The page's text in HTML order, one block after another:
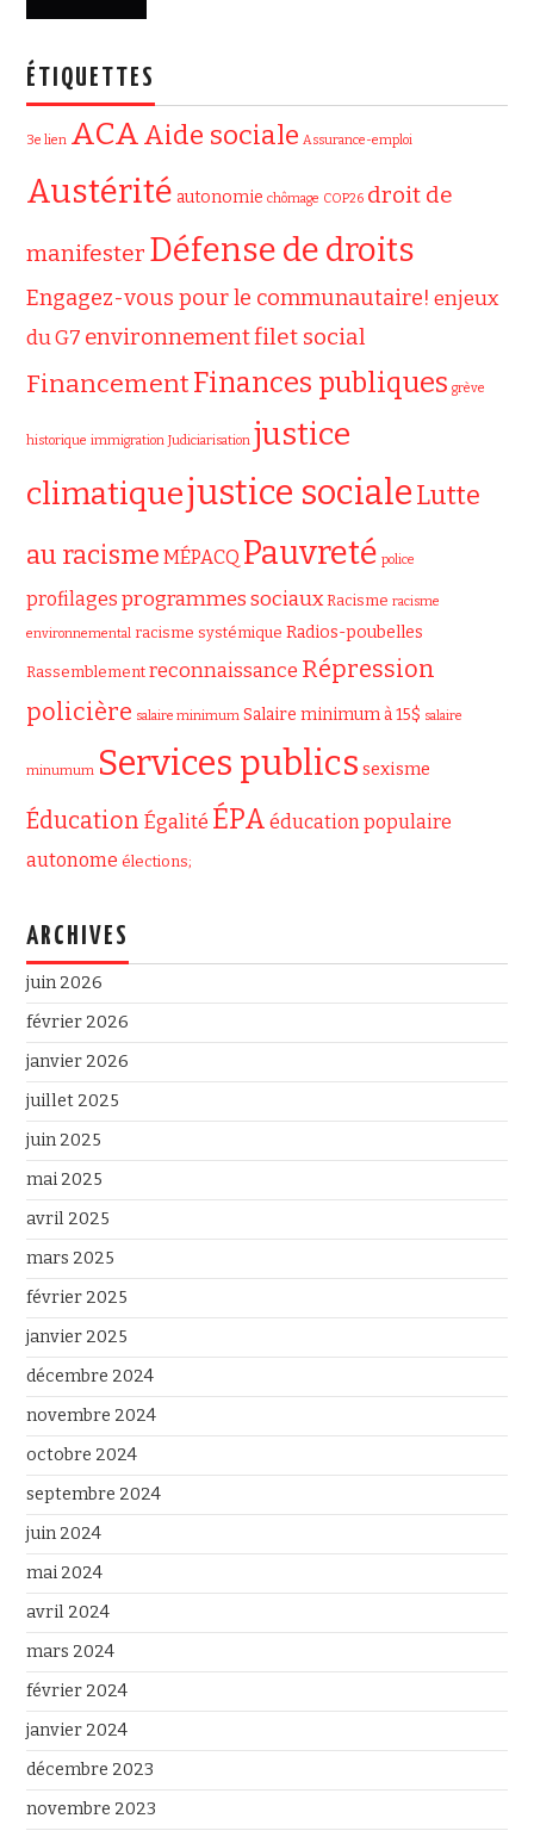
ÉTIQUETTES
3e lien ACAAide sociale Assurance-emploi
Austérité autonomie chômage COP26 droit de
manifester Défense de droits
Engagez-vous pour le communautaire! enjeux
du G7 environnementfilet social
FinancementFinances publiques grève
historique immigration Judiciarisation justice
climatiquejustice socialeLutte
au racisme MÉPACQ Pauvreté police
profilages programmes sociaux Racisme racisme
environnemental racisme systémique Radios-poubelles
Rassemblement reconnaissance Répression
policière salaire minimum Salaire minimum à 15$ salaire
minumum Services publics sexisme
Éducation Égalité ÉPA éducation populaire
autonome élections;
ARCHIVES
juin 2026
février 2026
janvier 2026
juillet 2025
juin 2025
mai 2025
avril 2025
mars 2025
février 2025
janvier 2025
décembre 2024
novembre 2024
octobre 2024
septembre 2024
juin 2024
mai 2024
avril 2024
mars 2024
février 2024
janvier 2024
décembre 2023
novembre 2023